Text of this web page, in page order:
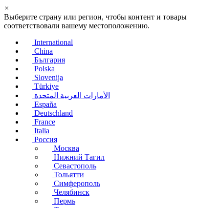
×
Выберите страну или регион, чтобы контент и товары
соответствовали вашему местоположению.
International
China
България
Polska
Slovenija
Türkiye
الأمارات العربية المتحدة
España
Deutschland
France
Italia
Россия
Москва
Нижний Тагил
Севастополь
Тольятти
Симферополь
Челябинск
Пермь